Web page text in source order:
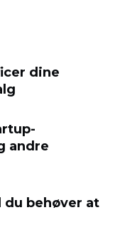
dine
andre
du behøver at